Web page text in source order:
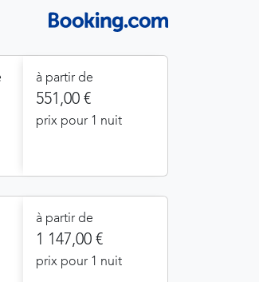
à partir de
551,00 €
prix pour 1 nuit
à partir de
1 147,00 €
prix pour 1 nuit